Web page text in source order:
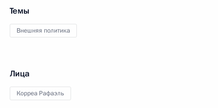
Темы
Внешняя политика
Лица
Корреа Рафаэль